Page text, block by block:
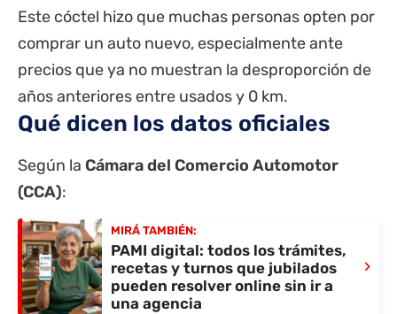
Este cóctel hizo que muchas personas opten por
comprar un auto nuevo, especialmente ante
precios que ya no muestran la desproporción de
años anteriores entre usados y 0 km.
Qué dicen los datos oficiales
Según la Cámara del Comercio Automotor
(CCA):
MIRÁ TAMBIÉN:
PAMI digital: todos los trámites,
recetas y turnos que jubilados
pueden resolver online sin ir a
una agencia
›